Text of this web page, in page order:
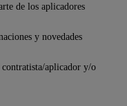
de los aplicadores
y novedades
aplicador y/o